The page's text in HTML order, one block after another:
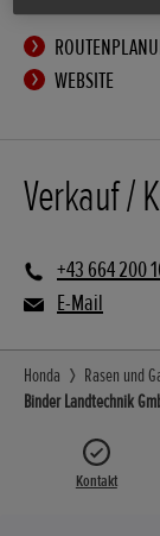
WEBSITE
Verkauf /
+43 664 200
E-Mail
Honda
Rasen und
Binder Landtechnik
Kontakt